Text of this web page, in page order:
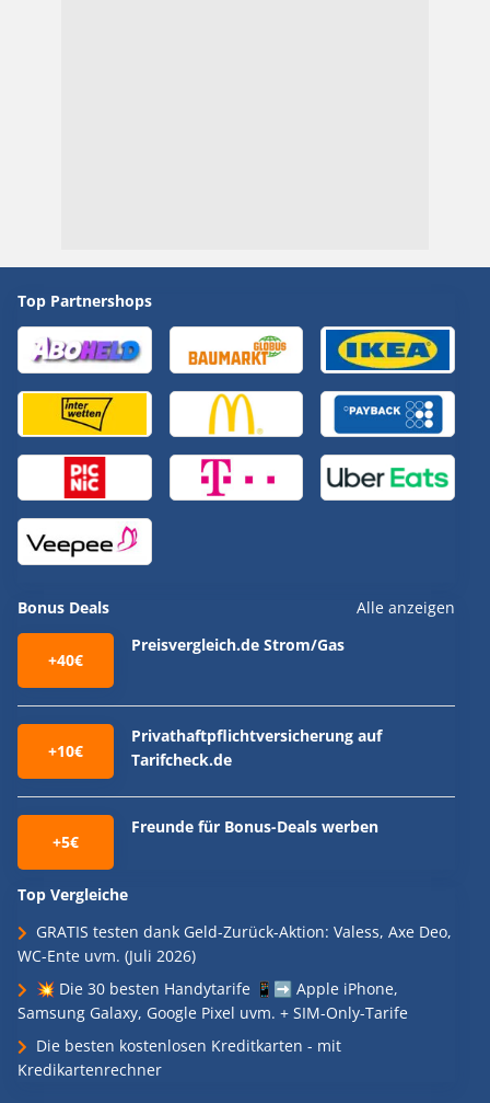
Top Partnershops
Bonus Deals Alle anzeigen
+40€
Preisvergleich.de Strom/Gas
+10€
Privathaftpflichtversicherung auf
Tarifcheck.de
+5€
Freunde für Bonus-Deals werben
Top Vergleiche
GRATIS testen dank Geld-Zurück-Aktion: Valess, Axe Deo,
WC-Ente uvm. (Juli 2026)
💥 Die 30 besten Handytarife 📱➡️ Apple iPhone,
Samsung Galaxy, Google Pixel uvm. + SIM-Only-Tarife
Die besten kostenlosen Kreditkarten - mit
Kredikartenrechner